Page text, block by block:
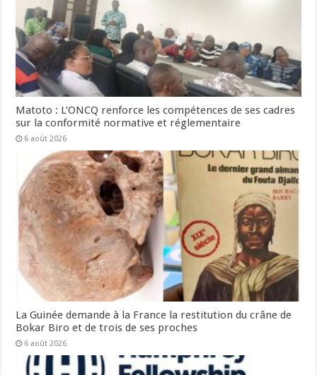
Matoto : L’ONCQ renforce les compétences de ses cadres
sur la conformité normative et réglementaire
6 août 2026
La Guinée demande à la France la restitution du crâne de
Bokar Biro et de trois de ses proches
6 août 2026